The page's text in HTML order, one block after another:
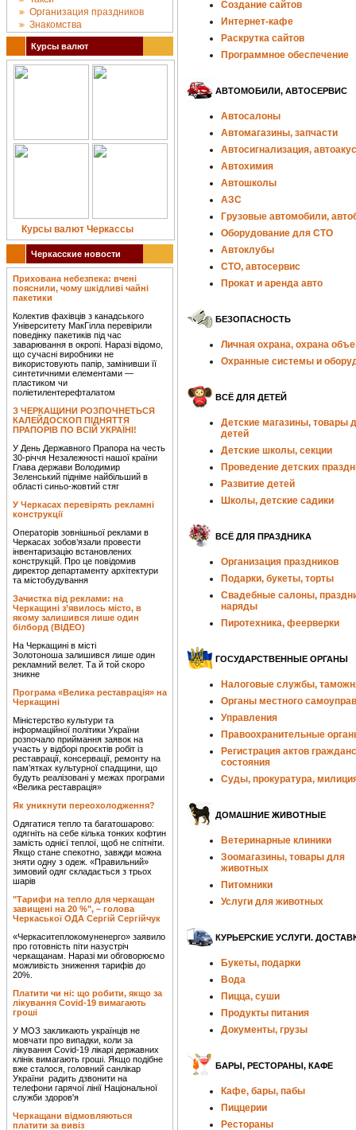
Организация праздников
Знакомства
Курсы валют
Курсы валют Черкассы
Черкасские новости
Прихована небезпека: вчені
пояснили, чому шкідливі чайні
пакетики
Колектив фахівців з канадського
Університету МакГілла перевірили
поведінку пакетиків під час
заварювання в окропі. Наразі відомо,
що сучасні виробники не
використовують папір, замінивши її
синтетичними елементами —
пластиком чи
поліетилентерефталатом
З ЧЕРКАЩИНИ РОЗПОЧНЕТЬСЯ
КАЛЕЙДОСКОП ПІДНЯТТЯ
ПРАПОРІВ ПО ВСІЙ УКРАЇНІ!
У День Державного Прапора на честь
30-річчя Незалежності нашої країни
Глава держави Володимир
Зеленський підніме найбільший в
області синьо-жовтий стяг
У Черкасах перевірять рекламні
конструкції
Операторів зовнішньої реклами в
Черкасах зобов’язали провести
інвентаризацію встановлених
конструкцій. Про це повідомив
директор департаменту архітектури
та містобудування
Зачистка від реклами: на
Черкащині з’явилось місто, в
якому залишився лише один
білборд (ВІДЕО)
На Черкащині в місті
Золотоноша залишився лише один
рекламний велет. Та й той скоро
зникне
Програма «Велика реставрація» на
Черкащині
Міністерство культури та
інформаційної політики України
розпочало приймання заявок на
участь у відборі проєктів робіт із
реставрації, консервації, ремонту на
пам’ятках культурної спадщини, що
будуть реалізовані у межах програми
«Велика реставрація»
Як уникнути переохолодження?
Одягатися тепло та багатошарово:
одягніть на себе кілька тонких кофтин
замість однієї теплої, щоб не спітніти.
Якщо стане спекотно, завжди можна
зняти одну з одеж. «Правильний»
зимовий одяг складається з трьох
шарів
"Тарифи на тепло для черкащан
завищені на 20 %", – голова
Черкаської ОДА Сергій Сергійчук
«Черкаситеплокомуненерго» заявило
про готовність піти назустріч
черкащанам. Наразі ми обговорюємо
можливість зниження тарифів до
20%.
Платити чи ні: що робити, якщо за
лікування Covid-19 вимагають
гроші
У МОЗ закликають українців не
мовчати про випадки, коли за
лікування Covid-19 лікарі державних
клінік вимагають гроші. Якщо подібне
вже сталося, головний санлікар
України радить дзвонити на
телефони гарячої лінії Національної
служби здоров'я
Черкащани відмовляються
платити за вивіз
Создание сайтов
Интернет-кафе
Раскрутка сайтов
Программное обеспечение
АВТОМОБИЛИ, АВТОСЕРВИС
Автосалоны
Автомагазины, запчасти
Автосигнализация,
Автохимия
Автошколы
АЗС
Грузовые автомобили,
Оборудование для СТО
Автоклубы
СТО, автосервис
Прокат и аренда авто
БЕЗОПАСНОСТЬ
Личная охрана, охрана
Охранные системы и
ВСЁ ДЛЯ ДЕТЕЙ
Детские магазины, товары
детей
Детские школы, секции
Проведение детских
Развитие детей
Школы, детские садики
ВСЁ ДЛЯ ПРАЗДНИКА
Организация праздников
Подарки, букеты, торты
Свадебные салоны,
наряды
Пиротехника, феерверки
ГОСУДАРСТВЕННЫЕ ОРГАНЫ
Налоговые службы,
Органы местного
Управления
Правоохранительные
Регистрация актов
состояния
Суды, прокуратура,
ДОМАШНИЕ ЖИВОТНЫЕ
Ветеринарные клиники
Зоомагазины, товары для
животных
Питомники
Услуги для животных
КУРЬЕРСКИЕ УСЛУГИ.
Букеты, подарки
Вода
Пицца, суши
Продукты питания
Документы, грузы
БАРЫ, РЕСТОРАНЫ, КАФЕ
Кафе, бары, пабы
Пиццерии
Рестораны